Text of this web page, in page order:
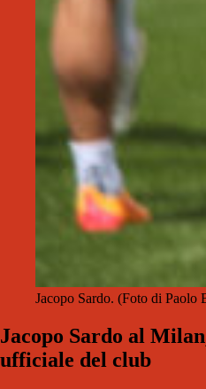
Jacopo Sardo. (Foto di Paolo
Jacopo Sardo al
ufficiale del club